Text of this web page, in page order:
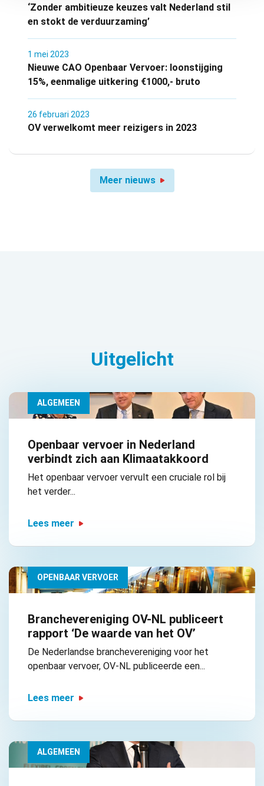
‘Zonder ambitieuze keuzes valt Nederland stil
en stokt de verduurzaming’
1 mei 2023
Nieuwe CAO Openbaar Vervoer: loonstijging
15%, eenmalige uitkering €1000,- bruto
26 februari 2023
OV verwelkomt meer reizigers in 2023
Meer nieuws
Uitgelicht
ALGEMEEN
Openbaar vervoer in Nederland
verbindt zich aan Klimaatakkoord
Het openbaar vervoer vervult een cruciale rol bij
het verder...
Lees meer
OPENBAAR VERVOER
Branchevereniging OV-NL publiceert
rapport ‘De waarde van het OV’
De Nederlandse branchevereniging voor het
openbaar vervoer, OV-NL publiceerde een...
Lees meer
ALGEMEEN